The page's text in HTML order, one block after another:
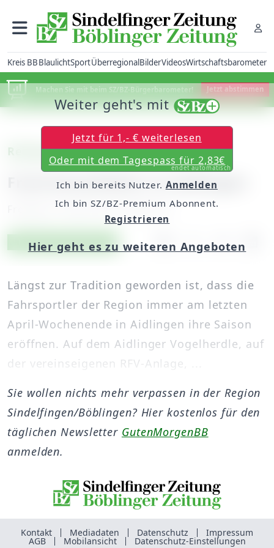
Kreis BBBlaulichtSportÜberregionalBilderVideosWirtschaftsbarometer
Machen Sie mit beim SZ/BZ-Bürgerbarometer! Jetzt abstimmen
Reitsport
Freie Kutschfahrt in Aidlingen
Freitag, 27. April 2012, 00:00 Uhr
Artikel vorlesen
Exklusiv für Abonnenten
Längst zur Tradition geworden ist, dass die
Fahrsportler der Region immer am letzten
April-Wochenende in Aidlingen ihre Saison
eröffnen. Auf dem Aidlinger Vogelherdle, auf
der vereinseigenen RFV-Anlage, ...
Weiter geht's mit
Jetzt für 1,- € weiterlesen
Oder mit dem Tagespass für 2,83€
endet automatisch
Ich bin bereits Nutzer. Anmelden
Ich bin SZ/BZ-Premium Abonnent.
Registrieren
Hier geht es zu weiteren Angeboten
Sie wollen nichts mehr verpassen in der Region
Sindelfingen/Böblingen? Hier kostenlos für den
täglichen Newsletter GutenMorgenBB
anmelden.
Kontakt Mediadaten Datenschutz Impressum
AGB Mobilansicht Datenschutz-Einstellungen